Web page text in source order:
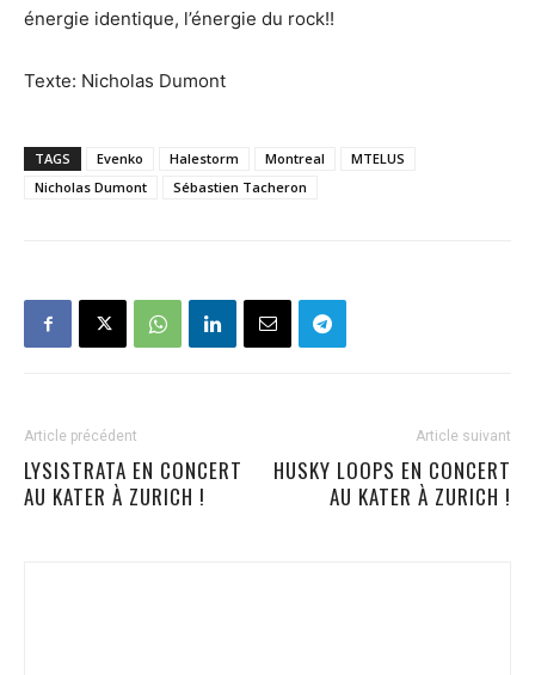
énergie identique, l’énergie du rock!!
Texte: Nicholas Dumont
TAGS Evenko Halestorm Montreal
MTELUS
Nicholas Dumont
Sébastien Tacheron
Article précédent
LYSISTRATA EN CONCERT
AU KATER À ZURICH !
Article suivant
HUSKY LOOPS EN CONCERT
AU KATER À ZURICH !